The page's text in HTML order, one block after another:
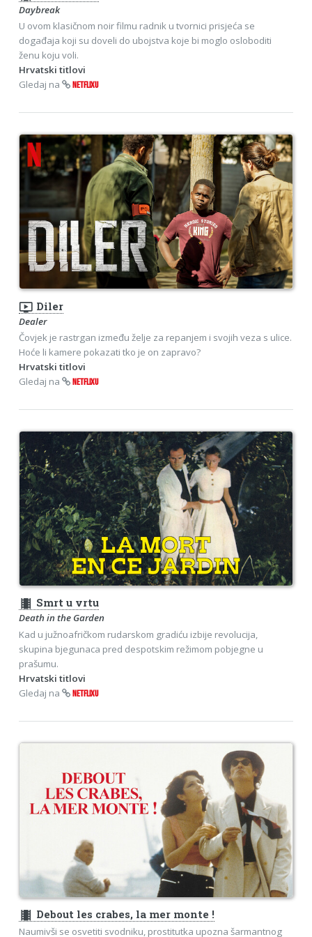
Daybreak
U ovom klasičnom noir filmu radnik u tvornici prisjeća se
događaja koji su doveli do ubojstva koje bi moglo osloboditi
ženu koju voli.
Hrvatski titlovi
Gledaj na
NETFLIXU
ondemand_video Diler
Dealer
Čovjek je rastrgan između želje za repanjem i svojih veza s ulice.
Hoće li kamere pokazati tko je on zapravo?
Hrvatski titlovi
Gledaj na
NETFLIXU
theaters Smrt u vrtu
Death in the Garden
Kad u južnoafričkom rudarskom gradiću izbije revolucija,
skupina bjegunaca pred despotskim režimom pobjegne u
prašumu.
Hrvatski titlovi
Gledaj na
NETFLIXU
theaters Debout les crabes, la mer monte !
Naumivši se osvetiti svodniku, prostitutka upozna šarmantnog